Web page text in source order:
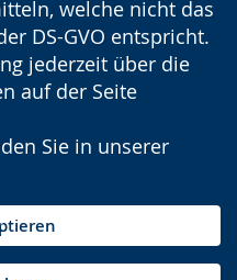
welche nicht das
DS-GVO entspricht.
jederzeit über die
auf der Seite
Sie in unserer